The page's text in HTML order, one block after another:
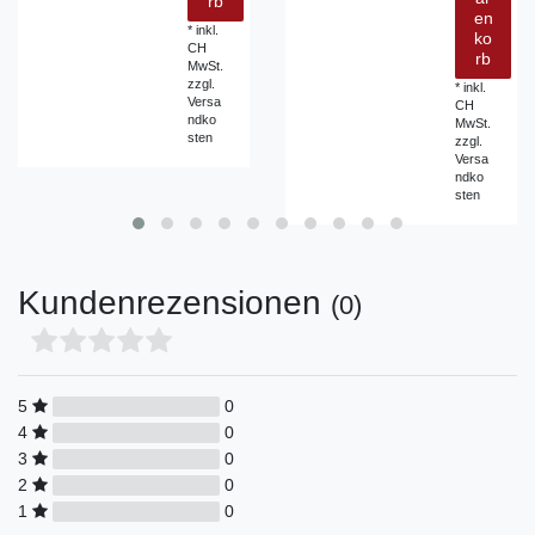
*inkl.
CH
MwSt.
zzgl.
Versa
ndko
sten
en
ko
rb
*inkl.
CH
MwSt.
zzgl.
Versa
ndko
sten
Kundenrezensionen (0)
5
0
4
0
3
0
2
0
1
0